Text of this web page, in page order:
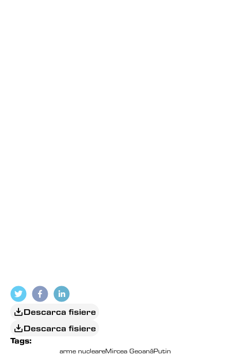
Descarca fisiere
Descarca fisiere
Tags:
arme nucleareMircea GeoanăPutin